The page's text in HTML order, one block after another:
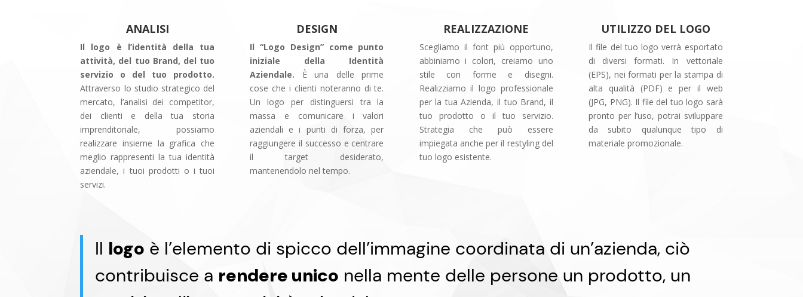
ANALISI
Il logo è l’identità della tua
attività, del tuo Brand, del tuo
servizio o del tuo prodotto.
Attraverso lo studio strategico del
mercato, l’analisi dei competitor,
dei clienti e della tua storia
imprenditoriale, possiamo
realizzare insieme la grafica che
meglio rappresenti la tua identità
aziendale, i tuoi prodotti o i tuoi
servizi.
DESIGN
Il “Logo Design” come punto
iniziale della Identità
Aziendale. È una delle prime
cose che i clienti noteranno di te.
Un logo per distinguersi tra la
massa e comunicare i valori
aziendali e i punti di forza, per
raggiungere il successo e centrare
il target desiderato,
mantenendolo nel tempo.
REALIZZAZIONE
Scegliamo il font più opportuno,
abbiniamo i colori, creiamo uno
stile con forme e disegni.
Realizziamo il logo professionale
per la tua Azienda, il tuo Brand, il
tuo prodotto o il tuo servizio.
Strategia che può essere
impiegata anche per il restyling del
tuo logo esistente.
UTILIZZO DEL LOGO
Il file del tuo logo verrà esportato
di diversi formati. In vettoriale
(EPS), nei formati per la stampa di
alta qualità (PDF) e per il web
(JPG, PNG). Il file del tuo logo sarà
pronto per l’uso, potrai sviluppare
da subito qualunque tipo di
materiale promozionale.
Il logo è l’elemento di spicco dell’immagine coordinata di un’azienda, ciò
contribuisce a rendere unico nella mente delle persone un prodotto, un